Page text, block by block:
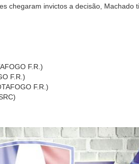
chegaram invictos a decisão, Machado
F.R.)
F.R.)
F.R.)